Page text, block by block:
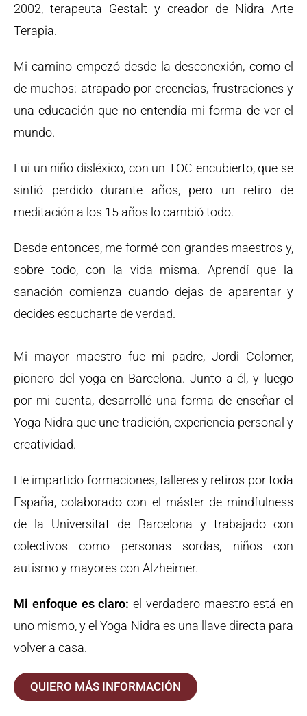
2002, terapeuta Gestalt y creador de Nidra Arte
Terapia.
Mi camino empezó desde la desconexión, como el
de muchos: atrapado por creencias, frustraciones y
una educación que no entendía mi forma de ver el
mundo.
Fui un niño disléxico, con un TOC encubierto, que se
sintió perdido durante años, pero un retiro de
meditación a los 15 años lo cambió todo.
Desde entonces, me formé con grandes maestros y,
sobre todo, con la vida misma. Aprendí que la
sanación comienza cuando dejas de aparentar y
decides escucharte de verdad.
Mi mayor maestro fue mi padre, Jordi Colomer,
pionero del yoga en Barcelona. Junto a él, y luego
por mi cuenta, desarrollé una forma de enseñar el
Yoga Nidra que une tradición, experiencia personal y
creatividad.
He impartido formaciones, talleres y retiros por toda
España, colaborado con el máster de mindfulness
de la Universitat de Barcelona y trabajado con
colectivos como personas sordas, niños con
autismo y mayores con Alzheimer.
Mi enfoque es claro: el verdadero maestro está en
uno mismo, y el Yoga Nidra es una llave directa para
volver a casa.
QUIERO MÁS INFORMACIÓN